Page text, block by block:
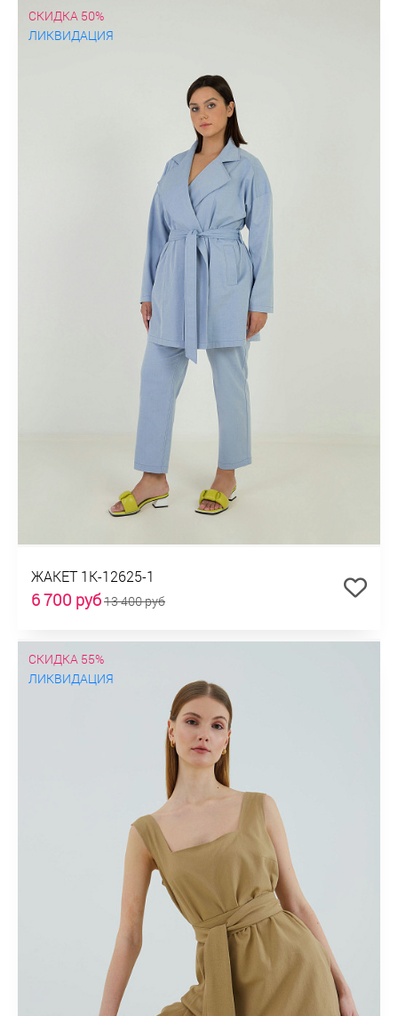
СКИДКА 50%
ЛИКВИДАЦИЯ
ЖАКЕТ 1К-12625-1
6 700 руб13 400 руб
СКИДКА 55%
ЛИКВИДАЦИЯ